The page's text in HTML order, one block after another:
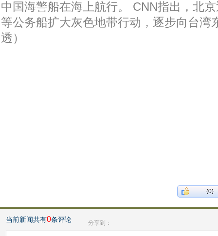
中国海警船在海上航行。 CNN指出，北
等公务船扩大灰色地带行动，逐步向台湾
透）
(0)
当前新闻共有0条评论 分享到：